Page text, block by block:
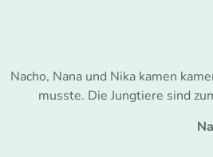
Nacho, Nana und Nika kamen
musste. Die Jungtiere sind